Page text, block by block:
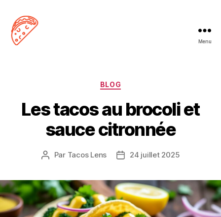
Menu
Catégories
BLOG
Les tacos au brocoli et
sauce citronnée
Auteur
Par Tacos Lens
Date24 juillet 2025